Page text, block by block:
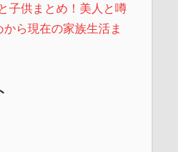
子供まとめ！美人と噂
ら現在の家族生活ま